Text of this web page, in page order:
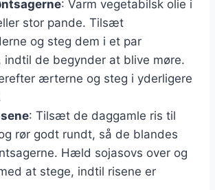
: Varm vegetabilsk olie i
stor pande. Tilsæt
og steg dem i et par
indtil de begynder at blive møre.
ærterne og steg i yderligere
: Tilsæt de daggamle ris til
rør godt rundt, så de blandes
Hæld sojasovs over og
at stege, indtil risene er